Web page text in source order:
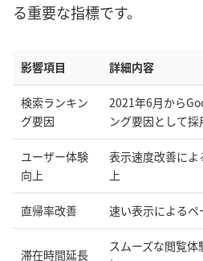
る重要な指標です。
影響項目 詳細内容
検索ランキン
グ要因
2021年6月から
ング要因として採
ユーザー体験
向上
表示速度改善に
上
直帰率改善 速い表示による
滞在時間延長
スムーズな閲覧